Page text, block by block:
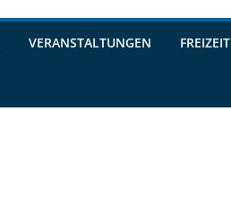
VERANSTALTUNGEN FREIZEIT